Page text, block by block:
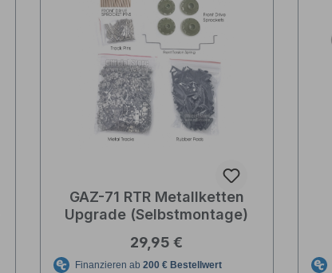
GAZ-71 RTR Metallketten
Upgrade (Selbstmontage)
Regulärer Preis:
29,95 €